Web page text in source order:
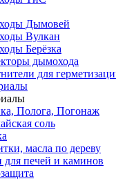
Дымовей
Вулкан
Берёзка
дымохода
для
Полога, Погонаж
соль
масла по дереву
для печей и каминов